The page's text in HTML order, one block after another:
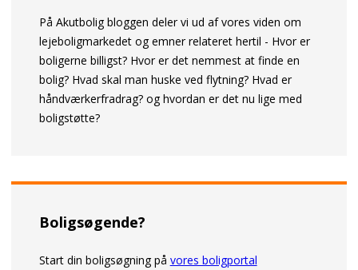
På Akutbolig bloggen deler vi ud af vores viden om
lejeboligmarkedet og emner relateret hertil - Hvor er
boligerne billigst? Hvor er det nemmest at finde en
bolig? Hvad skal man huske ved flytning? Hvad er
håndværkerfradrag? og hvordan er det nu lige med
boligstøtte?
Boligsøgende?
Start din boligsøgning på vores boligportal